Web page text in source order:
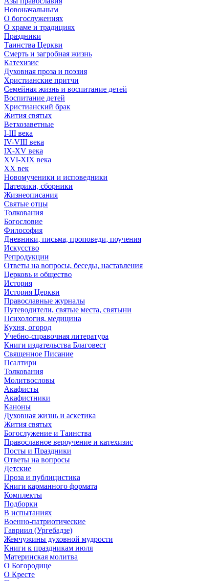
Новоначальным
О богослужениях
О храме и традициях
Праздники
Таинства Церкви
Смерть и загробная жизнь
Катехизис
Духовная проза и поэзия
Христианские притчи
Семейная жизнь и воспитание детей
Воспитание детей
Христианский брак
Жития святых
Ветхозаветные
I-III века
IV-VIII века
IX-XV века
XVI-XIX века
XX век
Новомученики и исповедники
Патерики, сборники
Жизнеописания
Святые отцы
Толкования
Богословие
Философия
Дневники, письма, проповеди, поучения
Искусство
Репродукции
Ответы на вопросы, беседы, наставления
Церковь и общество
История
История Церкви
Православные журналы
Путеводители, святые места, святыни
Психология, медицина
Кухня, огород
Учебно-справочная литература
Книги издательства Благовест
Священное Писание
Псалтири
Толкования
Молитвословы
Акафисты
Акафистники
Каноны
Духовная жизнь и аскетика
Жития святых
Богослужение и Таинства
Православное вероучение и катехизис
Посты и Праздники
Ответы на вопросы
Детские
Проза и публицистика
Книги карманного формата
Комплекты
Подборки
В испытаниях
Военно-патриотические
Гавриил (Ургебадзе)
Жемчужины духовной мудрости
Книги к праздникам июля
Материнская молитва
О Богородице
О Кресте